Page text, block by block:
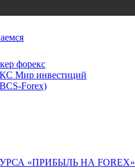
форекс
Мир инвестиций
Forex)
«ПРИБЫЛЬ НА FOREX»